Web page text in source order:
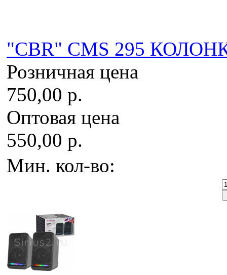
"CBR" CMS 295
Розничная цена
750,00 р.
Оптовая цена
550,00 р.
Мин. кол-во: